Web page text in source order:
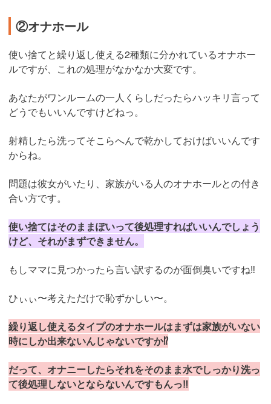
②オナホール
使い捨てと繰り返し使える2種類に分かれているオナホー
ルですが、これの処理がなかなか大変です。
あなたがワンルームの一人くらしだったらハッキリ言って
どうでもいいんですけどねっ。
射精したら洗ってそこらへんで乾かしておけばいいんです
からね。
問題は彼女がいたり、家族がいる人のオナホールとの付き
合い方です。
使い捨てはそのままぽいって後処理すればいいんでしょう
けど、それがまずできません。
もしママに見つかったら言い訳するのが面倒臭いですね‼︎
ひぃぃ〜考えただけで恥ずかしい〜。
繰り返し使えるタイプのオナホールはまずは家族がいない
時にしか出来ないんじゃないですか⁉︎
だって、オナニーしたらそれをそのまま水でしっかり洗っ
て後処理しないとならないんですもんっ‼︎